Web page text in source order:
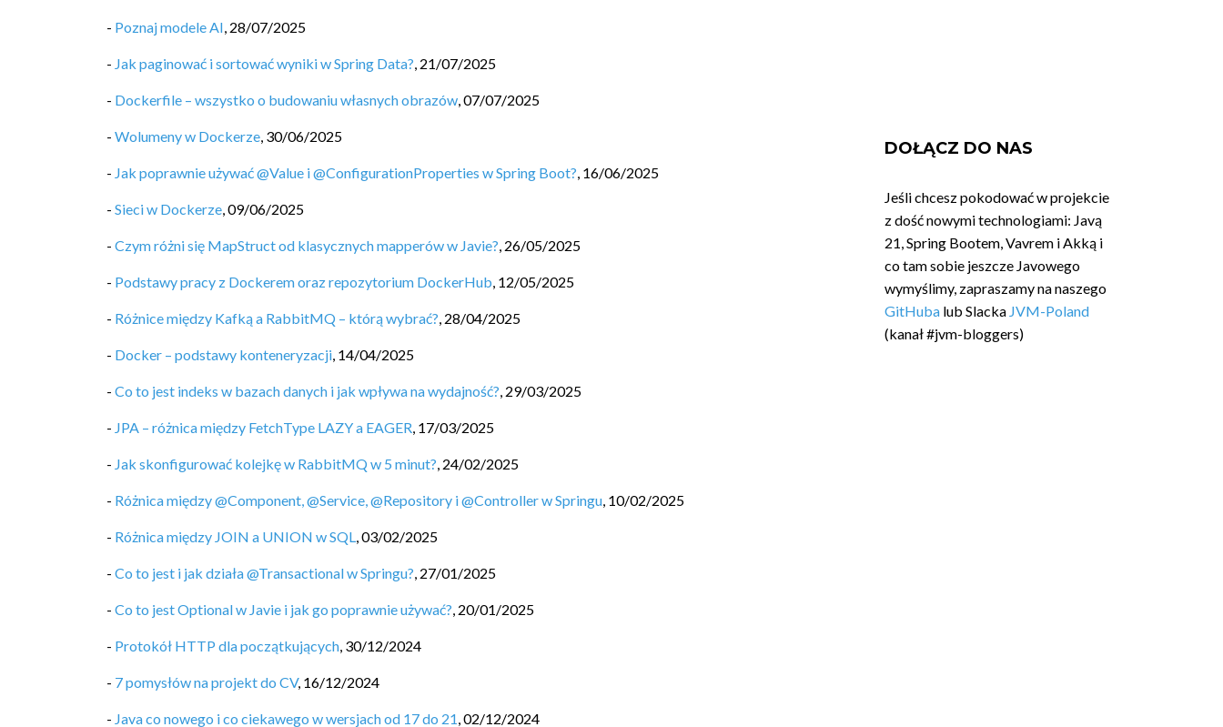
- Poznaj modele AI, 28/07/2025
- Jak paginować i sortować wyniki w Spring Data?, 21/07/2025
- Dockerfile – wszystko o budowaniu własnych obrazów,07/07/2025
- Wolumeny w Dockerze, 30/06/2025
- Jak poprawnie używać @Value i @ConfigurationProperties w Spring Boot?, 16/06/2025
- Sieci w Dockerze,09/06/2025
- Czym różni się MapStruct od klasycznych mapperów w Javie?, 26/05/2025
- Podstawy pracy z Dockerem oraz repozytorium DockerHub, 12/05/2025
- Różnice między Kafką a RabbitMQ – którą wybrać?, 28/04/2025
- Docker – podstawy konteneryzacji, 14/04/2025
- Co to jest indeks w bazach danych i jak wpływa na wydajność?, 29/03/2025
- JPA – różnica między FetchType LAZY a EAGER, 17/03/2025
- Jak skonfigurować kolejkę w RabbitMQ w 5 minut?, 24/02/2025
- Różnica między @Component, @Service, @Repository i @Controller w Springu, 10/02/2025
- Różnica między JOIN a UNION w SQL,03/02/2025
- Co to jest i jak działa @Transactional w Springu?, 27/01/2025
- Co to jest Optional w Javie i jak go poprawnie używać?, 20/01/2025
- Protokół HTTP dla początkujących, 30/12/2024
- 7 pomysłów na projekt do CV, 16/12/2024
- Java co nowego i co ciekawego w wersjach od 17 do 21,02/12/2024
DOŁĄCZ DO NAS
Jeśli chcesz pokodować w projekcie
z dość nowymi technologiami: Javą
21, Spring Bootem, Vavrem i Akką i
co tam sobie jeszcze Javowego
wymyślimy, zapraszamy na naszego
GitHuba lub Slacka JVM-Poland
(kanał #jvm-bloggers)